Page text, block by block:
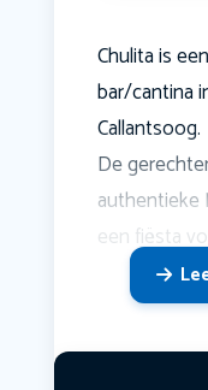
Chulita is
bar/cantina
Callantsoog.
De
authentieke
een fiësta